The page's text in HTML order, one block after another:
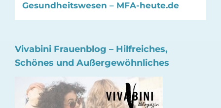
Gesundheitswesen – MFA-heute.de
Vivabini Frauenblog – Hilfreiches,
Schönes und Außergewöhnliches